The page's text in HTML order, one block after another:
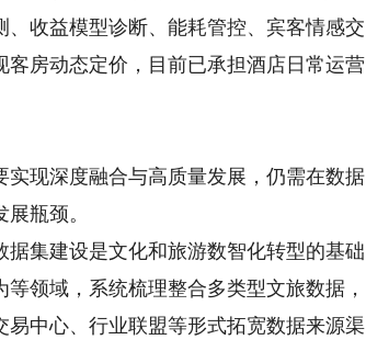
收益模型诊断、能耗管控、宾客情感交
房动态定价，目前已承担酒店日常运营
现深度融合与高质量发展，仍需在数据
瓶颈。
集建设是文化和旅游数智化转型的基础
领域，系统梳理整合多类型文旅数据，
中心、行业联盟等形式拓宽数据来源渠